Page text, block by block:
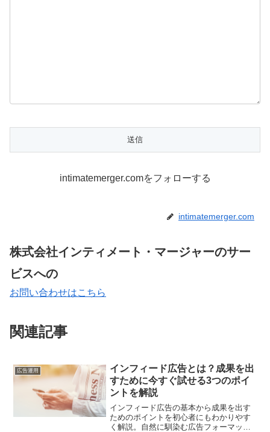
intimatemerger.comをフォローする
intimatemerger.com
株式会社インティメート・マージャーのサー
ビスへの
お問い合わせはこちら
関連記事
広告運用
インフィード広告とは？成果を出
すために今すぐ試せる3つのポイ
ントを解説
インフィード広告の基本から成果を出す
ためのポイントを初心者にもわかりやす
く解説。自然に馴染む広告フォーマット